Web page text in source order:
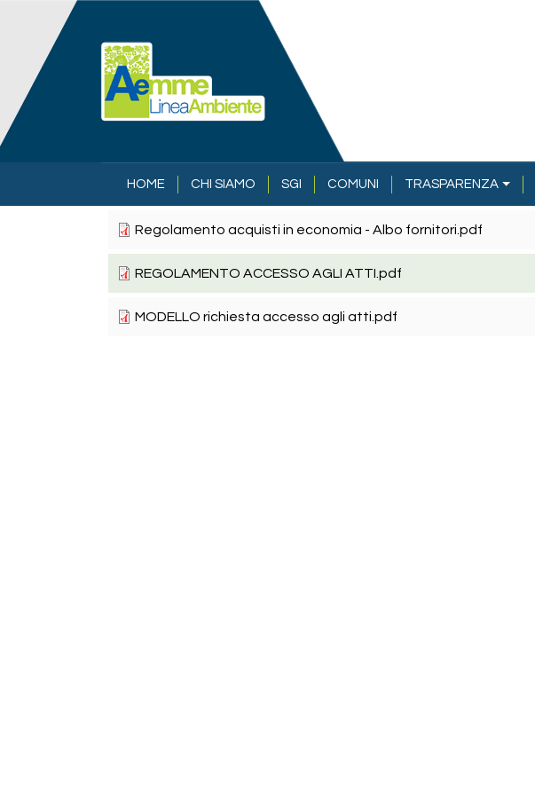
Salta al contenuto principale
NAVIGAZIONE PRINCIPALE
HOME CHI SIAMO SGI COMUNI TRASPARENZA
Regolamento acquisti in economia - Albo fornitori.pdf
REGOLAMENTO ACCESSO AGLI ATTI.pdf
MODELLO richiesta accesso agli atti.pdf